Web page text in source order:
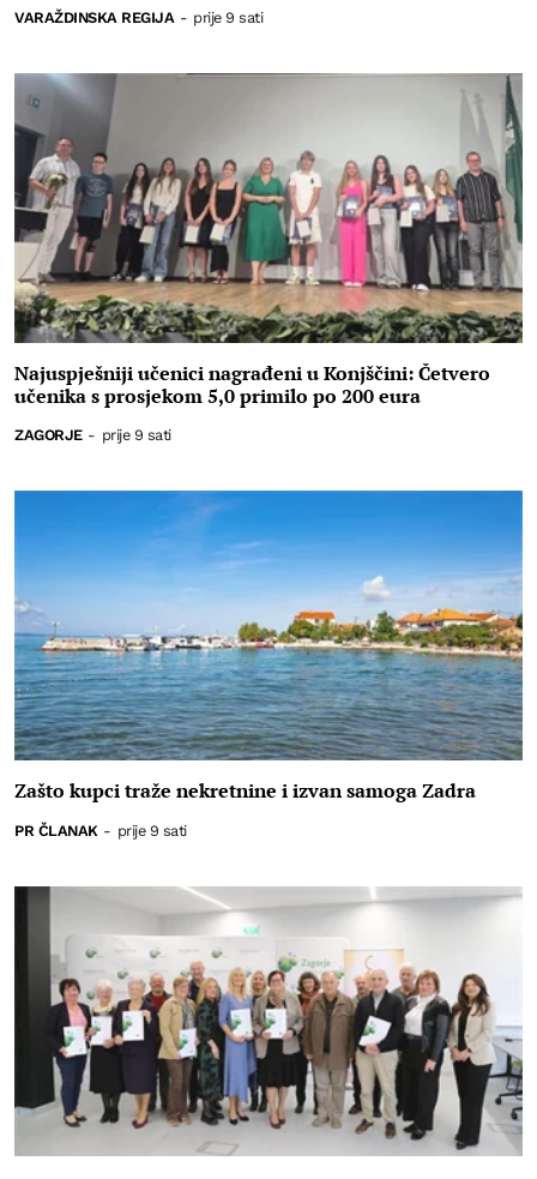
VARAŽDINSKA REGIJA - prije 9 sati
Najuspješniji učenici nagrađeni u Konjščini: Četvero
učenika s prosjekom 5,0 primilo po 200 eura
ZAGORJE - prije 9 sati
Zašto kupci traže nekretnine i izvan samoga Zadra
PR ČLANAK - prije 9 sati